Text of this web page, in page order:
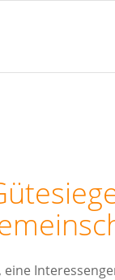
eine